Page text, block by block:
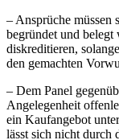
– Ansprüche müssen
begründet und belegt
diskreditieren,
den gemachten
– Dem Panel
Angelegenheit
ein Kaufangebot
lässt sich nicht durch